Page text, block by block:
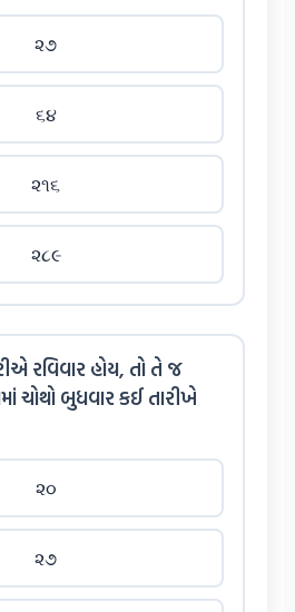
૨૭
૬૪
૨૧૬
૨૮૯
રવિવાર હોય, તો તે જ
ચોથો બુધવાર કઈ તારીખે
૨૦
૨૭